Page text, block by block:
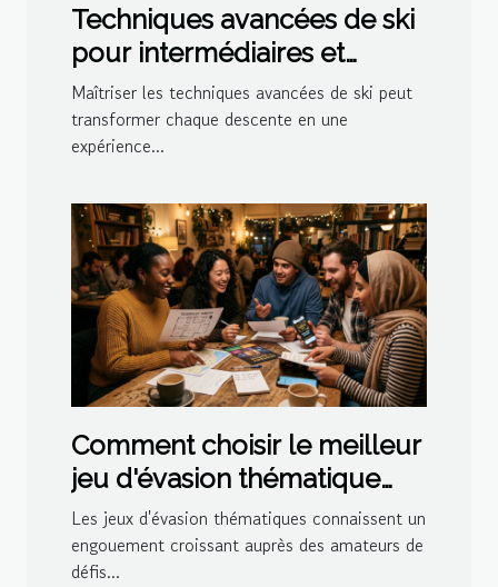
Techniques avancées de ski
pour intermédiaires et
experts
Maîtriser les techniques avancées de ski peut
transformer chaque descente en une
expérience...
Comment choisir le meilleur
jeu d'évasion thématique
pour votre prochaine sortie
?
Les jeux d'évasion thématiques connaissent un
engouement croissant auprès des amateurs de
défis...